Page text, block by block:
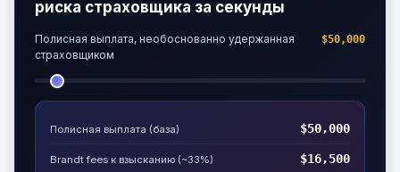
риска страховщика за секунды
Полисная выплата, необоснованно удержанная
страховщиком
$50,000
Полисная выплата (база) $50,000
Brandt fees к взысканию (~33%) $16,500